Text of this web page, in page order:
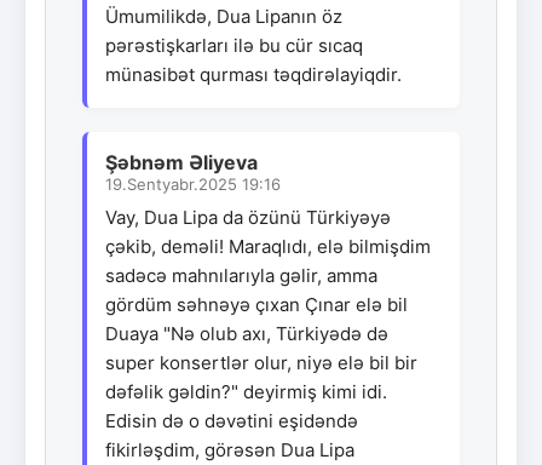
Ümumilikdə, Dua Lipanın öz
pərəstişkarları ilə bu cür sıcaq
münasibət qurması təqdirəlayiqdir.
Şəbnəm Əliyeva
19.Sentyabr.2025 19:16
Vay, Dua Lipa da özünü Türkiyəyə
çəkib, deməli! Maraqlıdı, elə bilmişdim
sadəcə mahnılarıyla gəlir, amma
gördüm səhnəyə çıxan Çınar elə bil
Duaya "Nə olub axı, Türkiyədə də
super konsertlər olur, niyə elə bil bir
dəfəlik gəldin?" deyirmiş kimi idi.
Edisin də o dəvətini eşidəndə
fikirləşdim, görəsən Dua Lipa